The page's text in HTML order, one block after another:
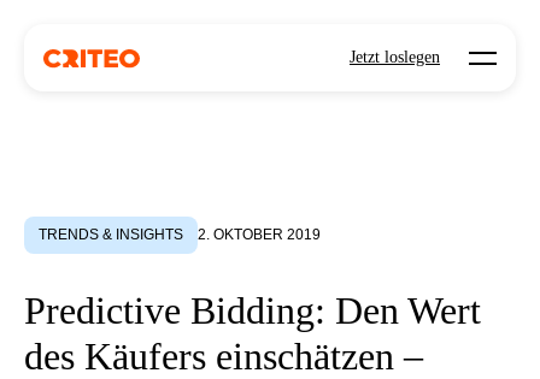
Jetzt loslegen Open
TRENDS & INSIGHTS 2. OKTOBER 2019
Predictive Bidding: Den Wert
des Käufers einschätzen –